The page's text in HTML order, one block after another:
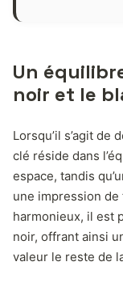
Un
noir et le
Lorsqu’il s’agit de
clé réside dans
espace, tandis
une impression
harmonieux, il est
noir, offrant ainsi
valeur le reste de